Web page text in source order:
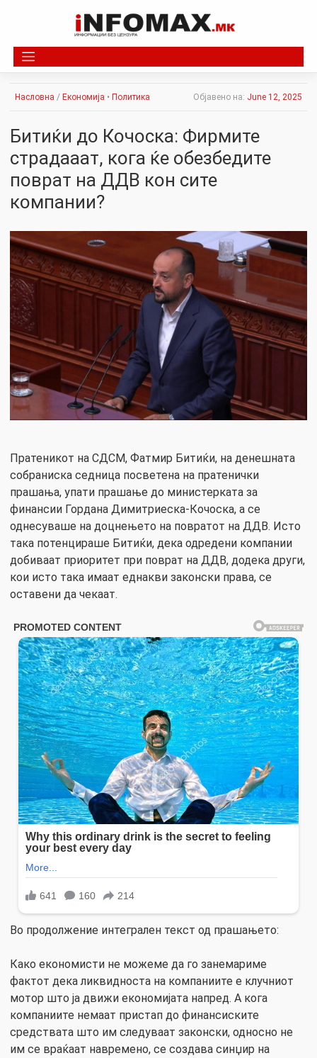
Насловна / Економија • Политика Објавено на: June 12, 2025
Битиќи до Кочоска: Фирмите
страдааат, кога ќе обезбедите
поврат на ДДВ кон сите
компании?
Пратеникот на СДСМ, Фатмир Битиќи, на денешната
собраниска седница посветена на пратенички
прашања, упати прашање до министерката за
финансии Гордана Димитриеска-Кочоска, а се
однесуваше на доцнењето на повратот на ДДВ. Исто
така потенцираше Битиќи, дека одредени компании
добиваат приоритет при поврат на ДДВ, додека други,
кои исто така имаат еднакви законски права, се
оставени да чекаат.
Во продолжение интегрален текст од прашањето:
Како економисти не можеме да го занемариме
фактот дека ликвидноста на компаниите е клучниот
мотор што ја движи економијата напред. А кога
компаниите немаат пристап до финансиските
средствата што им следуваат законски, односно не
им се враќаат навремено, се создава синџир на